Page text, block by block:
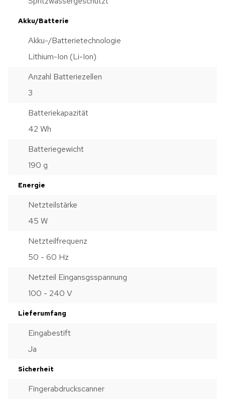
Akku/Batterie
Akku-/Batterietechnologie
Lithium-Ion (Li-Ion)
Anzahl Batteriezellen
3
Batteriekapazität
42 Wh
Batteriegewicht
190 g
Energie
Netzteilstärke
45 W
Netzteilfrequenz
50 - 60 Hz
Netzteil Eingansgsspannung
100 - 240 V
Lieferumfang
Eingabestift
Ja
Sicherheit
Fingerabdruckscanner